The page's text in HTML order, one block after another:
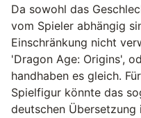
Da sowohl das
vom Spieler abhängig
Einschränkung nicht
'Dragon Age: Origins',
handhaben es gleich.
Spielfigur könnte das
deutschen